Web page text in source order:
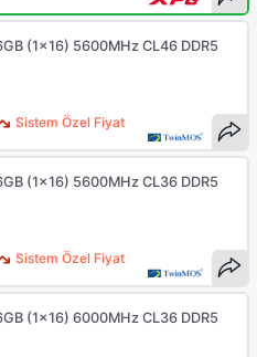
Sistem Özel Fiyat
(1x16) 5600MHz CL46 DDR5
Sistem Özel Fiyat
(1x16) 5600MHz CL36 DDR5
(1x16) 6000MHz CL36 DDR5